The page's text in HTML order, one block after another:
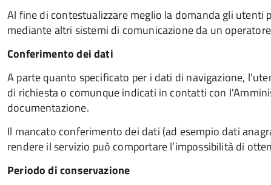
Al fine di contestualizzare meglio la domanda gli
mediante altri sistemi di comunicazione da un
Conferimento dei dati
A parte quanto specificato per i dati di navigazione,
di richiesta o comunque indicati in contatti con
documentazione.
Il mancato conferimento dei dati (ad esempio dati
rendere il servizio può comportare l’impossibilità di
Periodo di conservazione